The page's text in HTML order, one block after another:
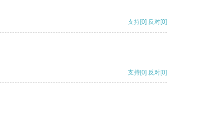
支持[0] 反对[0]
支持[0] 反对[0]